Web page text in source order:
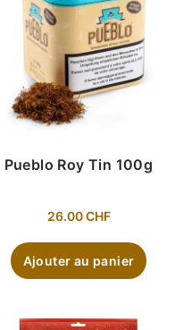
Pueblo Roy Tin 100g
26.00CHF
Ajouter au panier